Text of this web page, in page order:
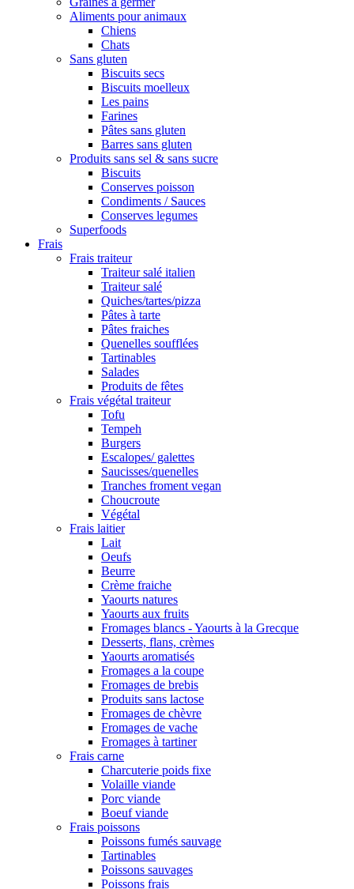
Aliments pour animaux
Chiens
Chats
Sans gluten
Biscuits secs
Biscuits moelleux
Les pains
Farines
Pâtes sans gluten
Barres sans gluten
Produits sans sel & sans sucre
Biscuits
Conserves poisson
Condiments / Sauces
Conserves legumes
Superfoods
Frais
Frais traiteur
Traiteur salé italien
Traiteur salé
Quiches/tartes/pizza
Pâtes à tarte
Pâtes fraiches
Quenelles soufflées
Tartinables
Salades
Produits de fêtes
Frais végétal traiteur
Tofu
Tempeh
Burgers
Escalopes/ galettes
Saucisses/quenelles
Tranches froment vegan
Choucroute
Végétal
Frais laitier
Lait
Oeufs
Beurre
Crème fraiche
Yaourts natures
Yaourts aux fruits
Fromages blancs - Yaourts à la Grecque
Desserts, flans, crèmes
Yaourts aromatisés
Fromages a la coupe
Fromages de brebis
Produits sans lactose
Fromages de chèvre
Fromages de vache
Fromages à tartiner
Frais carne
Charcuterie poids fixe
Volaille viande
Porc viande
Boeuf viande
Frais poissons
Poissons fumés sauvage
Tartinables
Poissons sauvages
Poissons frais